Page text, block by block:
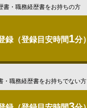
書・職務経歴書をお持ちの方
録（登録目安時間1分）
・職務経歴書をお持ちでない方